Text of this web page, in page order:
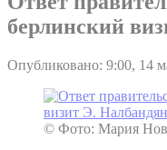
берлинский
Опубликовано: 9:00, 14
© Фото: Мария